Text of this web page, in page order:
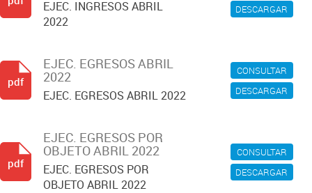
DESCARGAR
EJEC. INGRESOS ABRIL
2022
CONSULTAR
DESCARGAR
EJEC. EGRESOS ABRIL
2022
EJEC. EGRESOS ABRIL 2022
pdf
CONSULTAR
DESCARGAR
EJEC. EGRESOS POR
OBJETO ABRIL 2022
EJEC. EGRESOS POR
OBJETO ABRIL 2022
pdf